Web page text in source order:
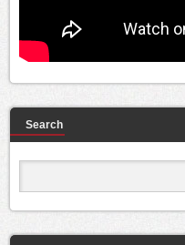
Search